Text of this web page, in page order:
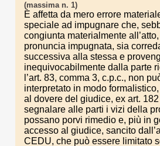
(massima n. 1)
È affetta da mero errore
speciale ad impugnare che,
congiunta materialmente
pronuncia impugnata, sia
successiva alla stessa e
inequivocabilmente dalla parte
l’art. 83, comma 3, c.p.c., non
interpretato in modo
al dovere del giudice, ex art. 182
segnalare alle parti i vizi della
possano porvi rimedio e, più in
accesso al giudice, sancito
CEDU, che può essere limitato